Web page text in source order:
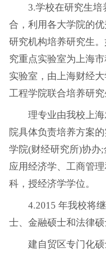
3.学校在研究生培
合，利用各大学院的
研究机构培养研究生
究重点实验室为上海
实验室，由上海财经
工程学院联合培养研
理专业由我校上海
院具体负责培养方案
学院(财经研究所)协办
应用经济学、工商管
科，授经济学学位。
4.2015 年我校将继
士、金融硕士和法律
建自贸区专门化硕